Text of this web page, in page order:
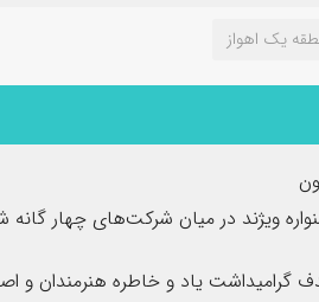
یک اهواز
ویژند در میان شرکت‌های چهار
یاد و خاطره هنرمندان و